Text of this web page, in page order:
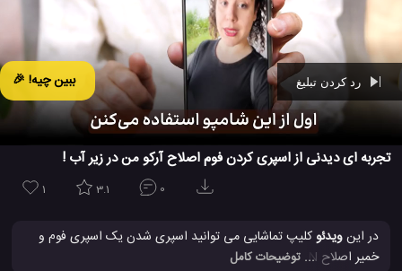
ببین چیه! 🎉
Ad -
تجربه ای دیدنی از اسپری کردن فوم اصلاح آرکو من در زیر آب !
1 3.1 0
در اینویدئوکلیپ تماشایی می توانید اسپری شدن یک اسپری فوم و
خمیر اصلاح ARKO MEN در زیر آب را مشاهده کنید و از این تجربه... توضیحات کامل